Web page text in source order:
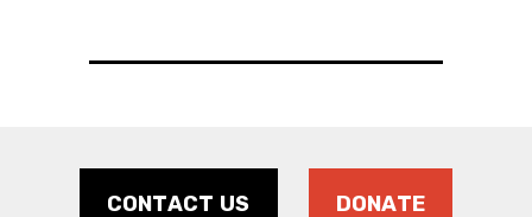
CONTACT US DONATE